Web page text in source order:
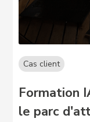
Cas client
Formation
le parc